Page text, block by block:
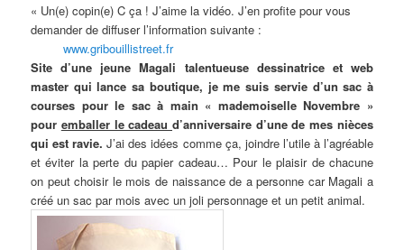
« Un(e) copin(e) C ça ! J’aime la vidéo. J’en profite pour vous
demander de diffuser l’information suivante :
www.gribouillistreet.fr
Site d’une jeune Magali talentueuse dessinatrice et web
master qui lance sa boutique, je me suis servie d’un sac à
courses pour le sac à main « mademoiselle Novembre »
pour emballer le cadeaud’anniversaire d’une de mes nièces
qui est ravie. J’ai des idées comme ça, joindre l’utile à l’agréable
et éviter la perte du papier cadeau… Pour le plaisir de chacune
on peut choisir le mois de naissance de a personne car Magali a
créé un sac par mois avec un joli personnage et un petit animal.